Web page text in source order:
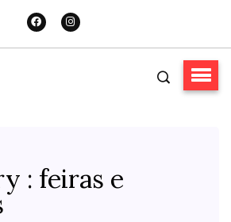
: feiras e